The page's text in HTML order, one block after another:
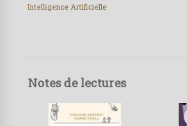
Intelligence Artificielle
Notes de lectures